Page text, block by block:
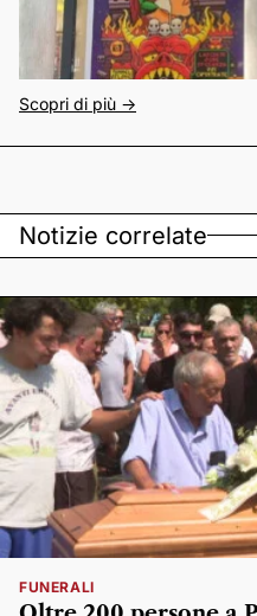
Scopri di più ->
Notizie correlate
FUNERALI